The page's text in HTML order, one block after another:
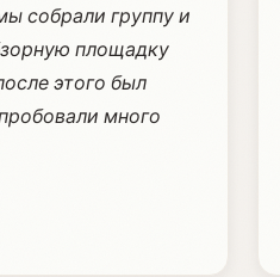
собрали группу и
площадку
этого был
много